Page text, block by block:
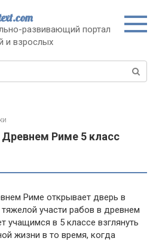
развивающий портал
и взрослых
Древнем Риме 5 класс
Риме открывает дверь в
участи рабов в древнем
учащимся в 5 классе взглянуть
жизни в то время, когда